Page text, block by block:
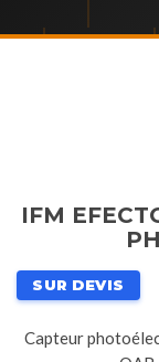
IFM
SUR DEVIS
Capteur